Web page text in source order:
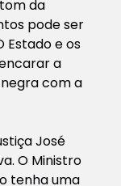
da
pode ser
Estado e os
a
com a
José
O Ministro
tenha uma